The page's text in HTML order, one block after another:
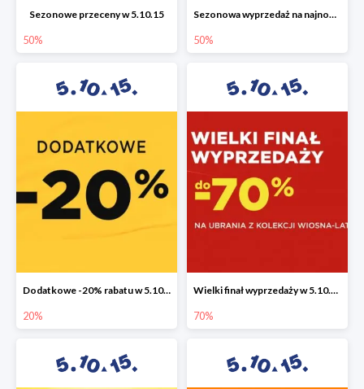
Sezonowe przeceny w 5.10.15
50%
Sezonowa wyprzedaż na najnowszą kolekcję do -50%
50%
Dodatkowe -20% rabatu w 5.10.15
20%
Wielki finał wyprzedaży w 5.10.15 do -70%
70%